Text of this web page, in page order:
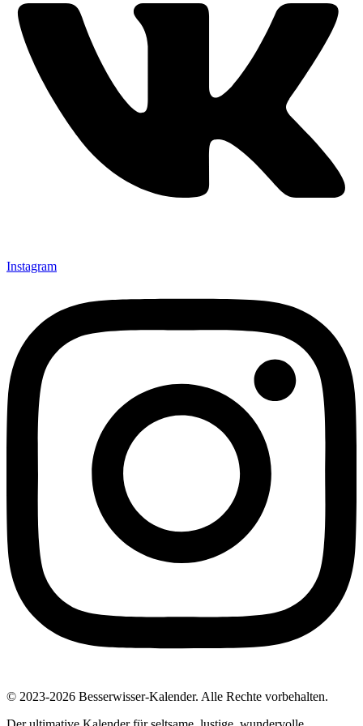
Instagram
© 2023-2026 Besserwisser-Kalender. Alle Rechte vorbehalten.